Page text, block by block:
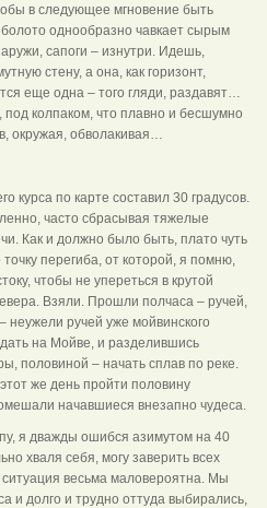
в следующее мгновение быть
однообразно чавкает сырым
сапоги – изнутри. Идешь,
стену, а она, как горизонт,
еще одна – того гляди, раздавят…
под колпаком, что плавно и бесшумно
окружая, обволакивая…
курса по карте составил 30 градусов.
часто сбрасывая тяжелые
Как и должно было быть, плато чуть
перегиба, от которой, я помню,
чтобы не упереться в крутой
Взяли. Прошли полчаса – ручей,
неужели ручей уже мойвинского
на Мойве, и разделившись
половиной – начать сплав по реке.
же день пройти половину
начавшиеся внезапно чудеса.
я дважды ошибся азимутом на 40
хваля себя, могу заверить всех
весьма маловероятна. Мы
и долго и трудно оттуда выбирались,